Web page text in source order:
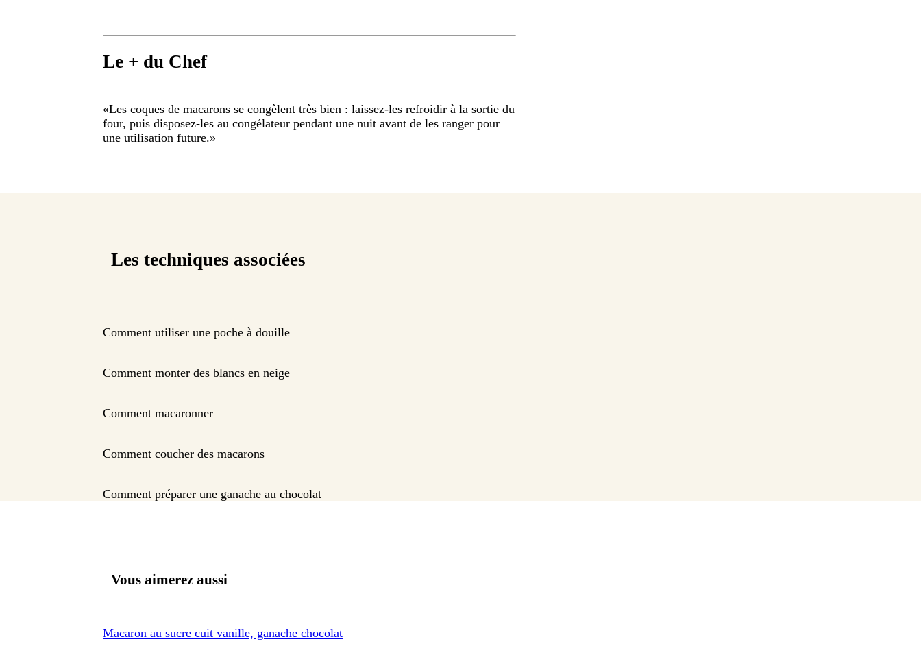
Le + du Chef
«Les coques de macarons se congèlent très bien : laissez-les refroidir à la sortie du
four, puis disposez-les au congélateur pendant une nuit avant de les ranger pour
une utilisation future.»
Les techniques associées
Comment utiliser une poche à douille
Comment monter des blancs en neige
Comment macaronner
Comment coucher des macarons
Comment préparer une ganache au chocolat
Vous aimerez aussi
Macaron au sucre cuit vanille, ganache chocolat